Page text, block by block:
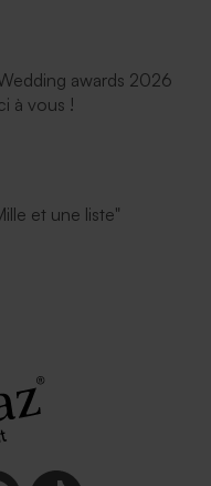
lavande
awards 2026
à vous !
et une liste"